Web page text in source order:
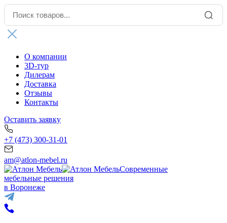
О компании
3D-тур
Дилерам
Доставка
Отзывы
Контакты
Оставить заявку
+7 (473) 300-31-01
am@atlon-mebel.ru
Современные
мебельные решения
в Воронеже